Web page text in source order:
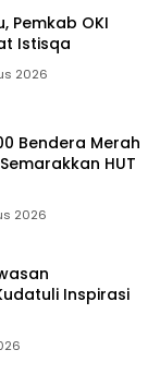
Pemkab OKI
Istisqa
2026
Bendera Merah
HUT
2026
Inspirasi